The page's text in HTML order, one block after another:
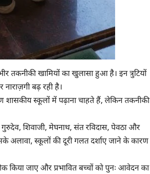
तकनीकी खामियों का खुलासा हुआ है। इन त्रुटियों
बढ़ रही है।
स्कूलों में पढ़ाना चाहते हैं, लेकिन तकनीकी
शिवाजी, मेघनाथ, संत रविदास, पेवठा और
अलावा, स्कूलों की दूरी गलत दर्शाए जाने के कारण
किया जाए और प्रभावित बच्चों को पुनः आवेदन का